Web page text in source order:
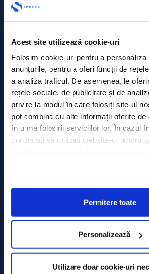
Acest site utilizează cookie-uri
Folosim cookie-uri pentru a personaliza
anunțurile, pentru a oferi funcții de
a analiza traficul. De asemenea, le
rețele sociale, de publicitate și de
privire la modul în care folosiți site-ul
pot combina cu alte informații oferite
în urma folosirii serviciilor lor. În cazul
continuați să utilizați website-ul nostru,
Permitere toate
Personalizează
Utilizare doar cookie-uri
Contact
Comunicate de presă
Politica de confidențialitate
Politica de prelucrare a datelor
Declarația Cookie